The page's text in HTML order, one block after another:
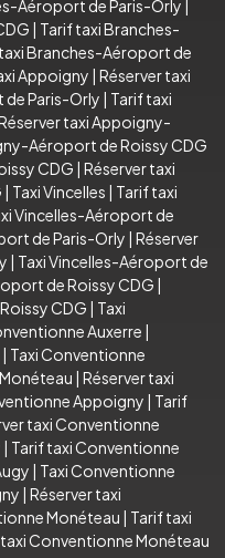
Aéroport de Paris-Orly |
| Tarif taxi Branches-
Branches-Aéroport de
Appoigny | Réserver taxi
Paris-Orly | Tarif taxi
taxi Appoigny-
Aéroport de Roissy CDG
CDG | Réserver taxi
| Taxi Vincelles | Tarif taxi
Vincelles-Aéroport de
de Paris-Orly | Réserver
| Taxi Vincelles-Aéroport de
de Roissy CDG |
CDG | Taxi
Auxerre |
| Taxi Conventionne
| Réserver taxi
Appoigny | Tarif
taxi Conventionne
| Tarif taxi Conventionne
| Taxi Conventionne
| Réserver taxi
Monéteau | Tarif taxi
Conventionne Monéteau